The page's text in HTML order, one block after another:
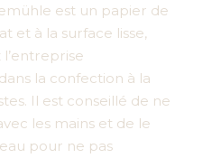
est un papier de
et à la surface lisse,
la confection à la
Il est conseillé de ne
les mains et de le
pour ne pas